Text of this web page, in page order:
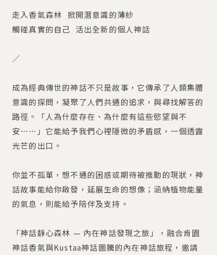
走入香氣森林 ​ 掀開潛意識的薄紗
觸碰真實的自己 ​ 活出全新的個人神話
／
成為經典傳世的神話不只是故事，它傳承了人類集體
意識的探問，凝聚了人們共通的追求，與尋找解答的
路徑。「人為什麼存在、為什麼有這些慾望與不
安……」它能給予我們心裡隱微的矛盾感，一個透露
光芒的出口。
你並不孤單，想不通的困惑或期待被推動的現狀，神
話故事能給你啟發，延展生命的想像；涵納植物能量
的氣息，則能給予陪伴及支持。
「神話靜心森林 — 內在神話發現之旅」，融合肯園
神話香氣與Kustaa神話圖騰的內在神話旅程，邀請